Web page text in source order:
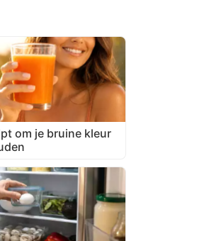
om je bruine kleur